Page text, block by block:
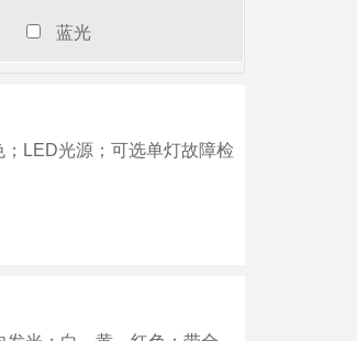
蓝光
LED光源；可选单灯故障检